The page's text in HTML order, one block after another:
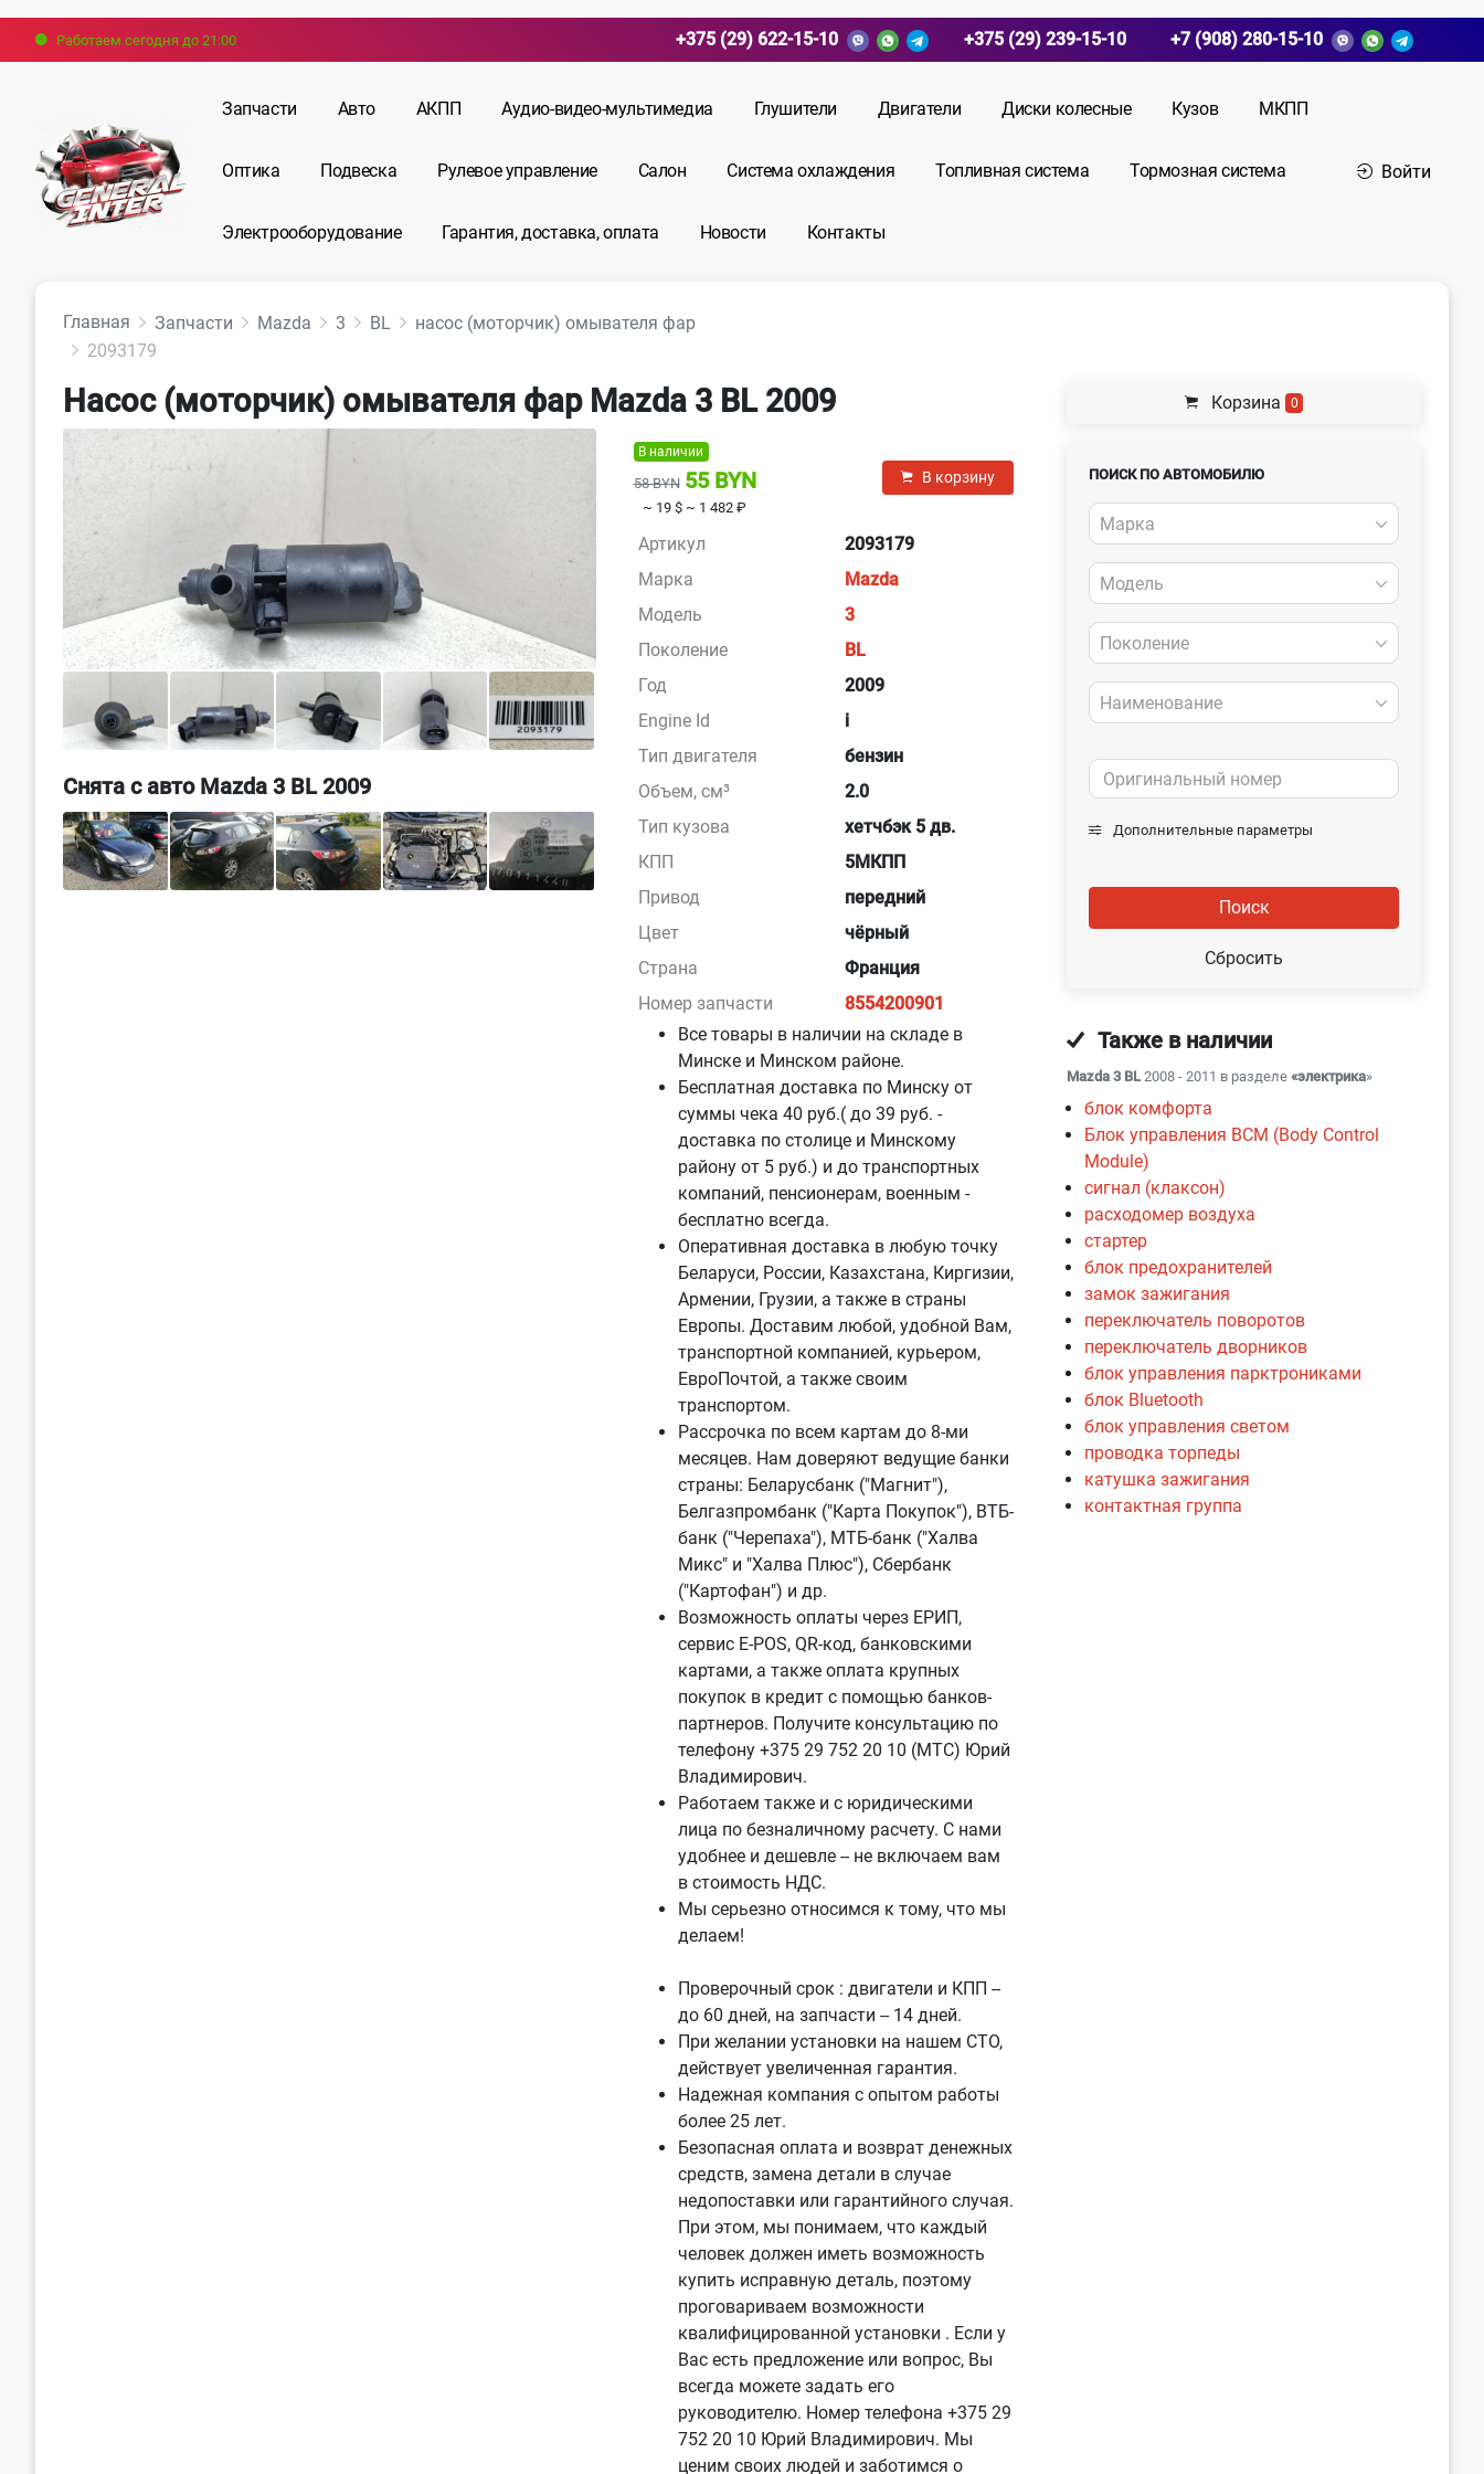
Работаем сегодня до 21:00 +375 (29) 622-15-10 +375 (29) 239-15-10 +7 (908) 280-15-10
Запчасти Авто АКПП Аудио-видео-мультимедиа Глушители Двигатели Диски колесные Кузов МКПП
Оптика Подвеска Рулевое управление Салон Система охлаждения Топливная система Тормозная система
Электрооборудование Гарантия, доставка, оплата Новости Контакты
Войти
Главная Запчасти Mazda 3 BL
насос (моторчик) омывателя фар
2093179
Насос (моторчик) омывателя фар Mazda 3 BL 2009
Снята с авто Mazda 3 BL 2009
В наличии
58 BYN 55 BYN
~ 19 $ ~ 1 482 ₽
В корзину
Артикул
2093179
Марка
Mazda
Модель
3
Поколение
BL
Год
2009
Engine Id
i
Тип двигателя
бензин
Объем, см³
2.0
Тип кузова
хетчбэк 5 дв.
КПП
5МКПП
Привод
передний
Цвет
чёрный
Страна
Франция
Номер запчасти
8554200901
Все товары в наличии на складе в
Минскe и Минском районе.
Бесплатная доставка по Минску от
суммы чека 40 руб.( до 39 руб. -
доставка по столице и Минскому
району от 5 руб.) и до транспортных
компаний, пенсионерам, военным -
бесплатно всегда.
Оперативная доставка в любую точку
Беларуси, России, Казахстана, Киргизии,
Армении, Грузии, а также в страны
Европы. Доставим любой, удобной Вам,
транспортной компанией, курьером,
ЕвроПочтой, а также своим
транспортом.
Рассрочка по всем картам до 8-ми
месяцев. Нам доверяют ведущие банки
страны: Беларусбанк ("Магнит"),
Белгазпромбанк ("Карта Покупок"), ВТБ-
банк ("Черепаха"), МТБ-банк ("Халва
Микс" и "Халва Плюс"), Сбербанк
("Картофан") и др.
Возможность оплаты через ЕРИП,
сервис E-POS, QR-код, банковскими
картами, а также оплата крупных
покупок в кредит с помощью банков-
партнеров. Получите консультацию по
телефону +375 29 752 20 10 (МТС) Юрий
Владимирович.
Работаем также и с юридическими
лица по безналичному расчету. С нами
удобнее и дешевле -- не включаем вам
в стоимость НДС.
Мы серьезно относимся к тому, что мы
делаем!
Проверочный срок : двигатели и КПП --
до 60 дней, на запчасти -- 14 дней.
При желании установки на нашем СТО,
действует увеличенная гарантия.
Надежная компания с опытом работы
более 25 лет.
Безопасная оплата и возврат денежных
средств, замена детали в случае
недопоставки или гарантийного случая.
При этом, мы понимаем, что каждый
человек должен иметь возможность
купить исправную деталь, поэтому
проговариваем возможности
квалифицированной установки . Если у
Вас есть предложение или вопрос, Вы
всегда можете задать его
руководителю. Номер телефона +375 29
752 20 10 Юрий Владимирович. Мы
ценим своих людей и заботимся о
Корзина 0
ПОИСК ПО АВТОМОБИЛЮ
Марка
Модель
Поколение
Наименование
Дополнительные параметры
Поиск
Сбросить
Также в наличии
Mazda 3 BL2008 - 2011 в разделе «электрика»
блок комфорта
Блок управления BCM (Body Control
Module)
сигнал (клаксон)
расходомер воздуха
стартер
блок предохранителей
замок зажигания
переключатель поворотов
переключатель дворников
блок управления парктрониками
блок Bluetooth
блок управления светом
проводка торпеды
катушка зажигания
контактная группа